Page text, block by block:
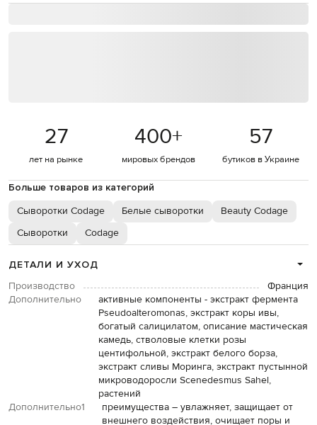
27
лет на рынке
400+
мировых брендов
57
бутиков в Украине
Больше товаров из категорий
Сыворотки Codage Белые сыворотки
Beauty Codage
Сыворотки
Codage
ДЕТАЛИ И УХОД
Производство
Франция
Дополнительно
активные компоненты - экстракт фермента
Pseudoalteromonas, экстракт коры ивы,
богатый салицилатом, описание мастическая
камедь, стволовые клетки розы
центифольной, экстракт белого борза,
экстракт сливы Моринга, экстракт пустынной
микроводоросли Scenedesmus Sahel,
растений
Дополнительно1
преимущества – увлажняет, защищает от
внешнего воздействия, очищает поры и